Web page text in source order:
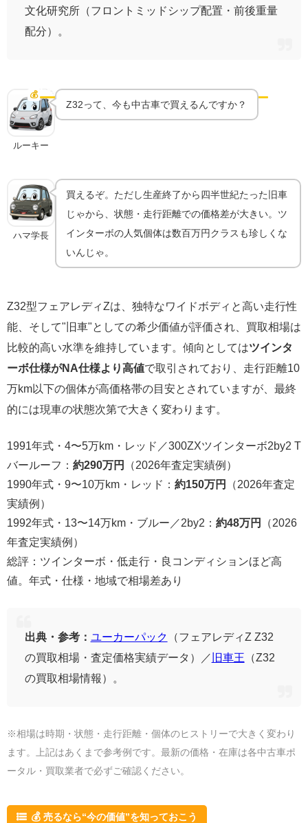
文化研究所（フロントミッドシップ配置・前後重量
配分）。
💰 中古相場
Z32は今いくら？状態で大きく変わる旧車相場
ルーキー
Z32って、今も中古車で買えるんですか？
ハマ学長
買えるぞ。ただし生産終了から四半世紀たった旧車
じゃから、状態・走行距離での価格差が大きい。ツ
インターボの人気個体は数百万円クラスも珍しくな
いんじゃ。
Z32型フェアレディZは、独特なワイドボディと高い走行性
能、そして"旧車"としての希少価値が評価され、買取相場は
比較的高い水準を維持しています。傾向としてはツインタ
ーボ仕様がNA仕様より高値で取引されており、走行距離10
万km以下の個体が高価格帯の目安とされていますが、最終
的には現車の状態次第で大きく変わります。
1991年式・4〜5万km・レッド／300ZXツインターボ2by2 T
バールーフ： 約290万円
（2026年査定実績例）
1990年式・9〜10万km・レッド： 約150万円
（2026年査定
実績例）
1992年式・13〜14万km・ブルー／2by2： 約48万円
（2026
年査定実績例）
総評：ツインターボ・低走行・良コンディションほど高
値。年式・仕様・地域で相場差あり
出典・参考： ユーカーパック （フェアレディZ Z32
の買取相場・査定価格実績データ）／ 旧車王 （Z32
の買取相場情報）。
※相場は時期・状態・走行距離・個体のヒストリーで大きく変わり
ます。上記はあくまで参考例です。最新の価格・在庫は各中古車ポ
ータル・買取業者で必ずご確認ください。
💰 売るなら“今の価値”を知っておこう